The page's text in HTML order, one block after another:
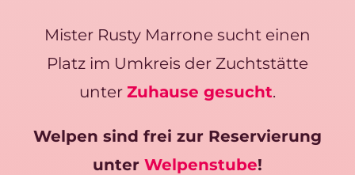
Mister Rusty Marrone sucht einen
Platz im Umkreis der Zuchtstätte
unter Zuhause gesucht.
Welpen sind frei zur Reservierung
unter Welpenstube!